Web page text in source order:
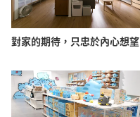
對家的期待，只忠於內心想望